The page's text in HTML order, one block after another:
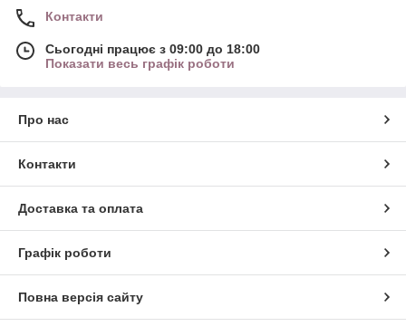
Контакти
Сьогодні працює з 09:00 до 18:00
Показати весь графік роботи
Про нас
Контакти
Доставка та оплата
Графік роботи
Повна версія сайту